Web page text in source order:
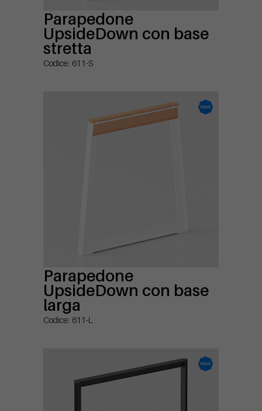
Parapedone
UpsideDown con base
stretta
Codice: 611-S
Parapedone
UpsideDown con base
larga
Codice: 611-L